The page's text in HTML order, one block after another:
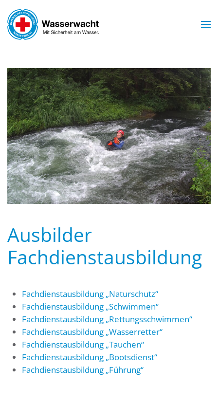
Skip to main content
Ausbilder
Fachdienstausbildung
Fachdienstausbildung „Naturschutz“
Fachdienstausbildung „Schwimmen“
Fachdienstausbildung „Rettungsschwimmen“
Fachdienstausbildung „Wasserretter“
Fachdienstausbildung „Tauchen“
Fachdienstausbildung „Bootsdienst“
Fachdienstausbildung „Führung“